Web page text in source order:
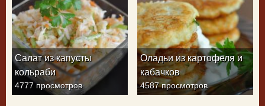
Салат из капусты
кольраби
4777 просмотров
Оладьи из картофеля и
кабачков
4587 просмотров